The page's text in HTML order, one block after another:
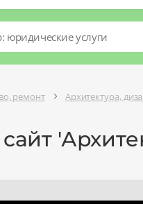
ремонт Архитектура,